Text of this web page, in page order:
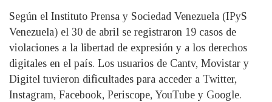
Según el Instituto Prensa y Sociedad Venezuela (IPyS
Venezuela) el 30 de abril se registraron 19 casos de
violaciones a la libertad de expresión y a los derechos
digitales en el país. Los usuarios de Cantv, Movistar y
Digitel tuvieron dificultades para acceder a Twitter,
Instagram, Facebook, Periscope, YouTube y Google.